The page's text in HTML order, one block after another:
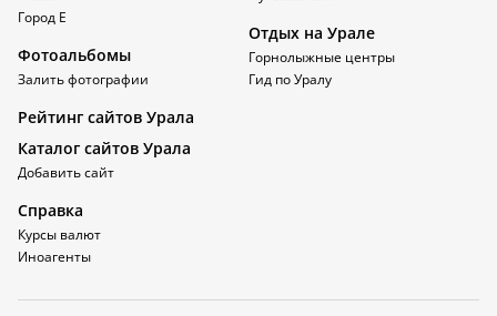
Город Е
Фотоальбомы
Залить фотографии
Отдых на Урале
Горнолыжные центры
Гид по Уралу
Рейтинг сайтов Урала
Каталог сайтов Урала
Добавить сайт
Справка
Курсы валют
Иноагенты